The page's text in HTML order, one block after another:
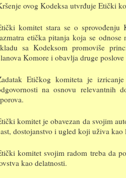
ovog Kodeksa utvrđuje Etički
komitet stara se o
etička pitanja koja se
sa Kodeksom promoviše
Komore i obavlja druge
Etičkog komiteta je
na osnovu relevantnih
komitet je obavezan da svojim
dostojanstvo i ugled koji uživa
komitet svojim radom treba da
kao delatnosti.